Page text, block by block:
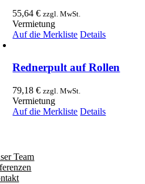
55,64€ zzgl. MwSt.
Vermietung
Auf die Merkliste Details
Rednerpult auf Rollen
79,18€ zzgl. MwSt.
Vermietung
Auf die Merkliste Details
Team